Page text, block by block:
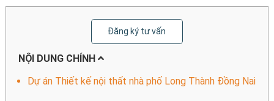
Đăng ký tư vấn
NỘI DUNG CHÍNH
Dự án Thiết kế nội thất nhà phố Long Thành Đồng Nai